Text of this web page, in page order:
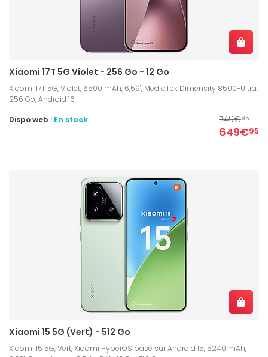
Xiaomi 17T 5G Violet - 256 Go - 12 Go
Xiaomi 17T 5G, Violet, 6500 mAh, 6,59", MediaTek Dimensity 8500-Ultra,
256 Go, Android 16
749€95
649€95
Dispo web : En stock
Xiaomi 15 5G (Vert) - 512 Go
Xiaomi 15 5G, Vert, Xiaomi HyperOS basé sur Android 15, 5240 mAh,